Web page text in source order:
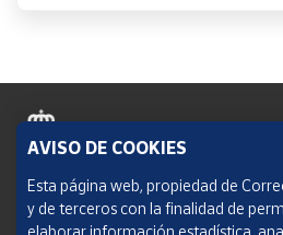
Política de cookies
Aviso legal
AVISO DE COOKIES
Esta página web, propiedad de
y de terceros con la finalidad de
elaborar información estadística,